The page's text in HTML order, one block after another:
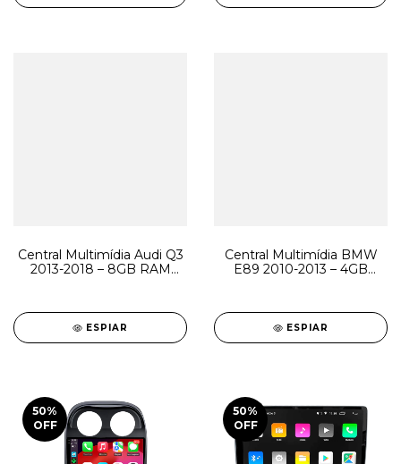
Central Multimídia Audi Q3
2013-2018 – 8GB RAM
ESPIAR
Central Multimídia BMW
E89 2010-2013 – 4GB
ESPIAR
50%
OFF
50%
OFF